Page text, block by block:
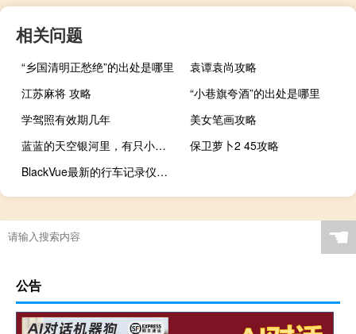
相关问题
“乡国清明正愁绝”的出处是哪里
袁谭袁尚攻略
江苏麻将 攻略
“小巷旗夸酒”的出处是哪里
学驾照有效期几年
美女笔画攻略
蓝蓝的天空银河里，有只小白船什么梗
保卫萝卜2 45攻略
BlackVue最新的行车记录仪技术让您高枕无忧
☚
公告